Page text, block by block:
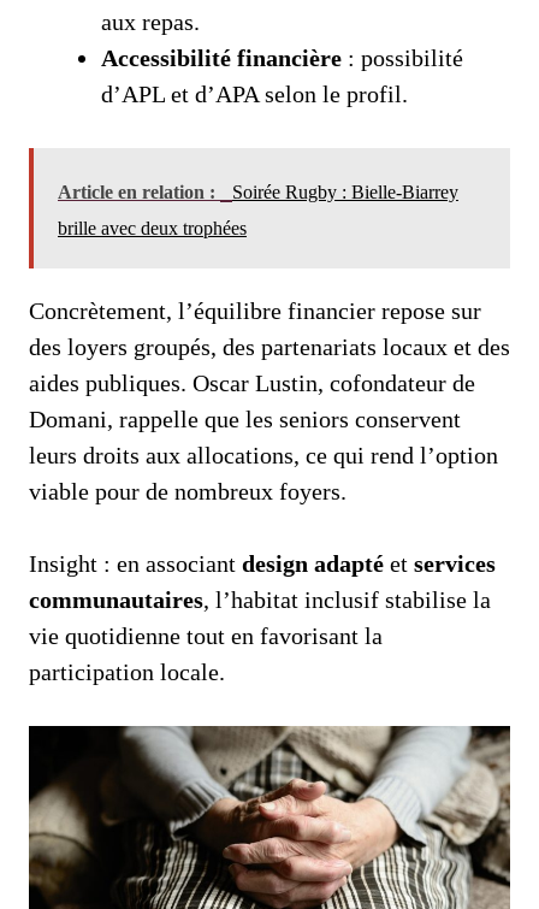
aux repas.
Accessibilité financière : possibilité
d’APL et d’APA selon le profil.
Article en relation :
Soirée Rugby : Bielle-Biarrey
brille avec deux trophées
Concrètement, l’équilibre financier repose sur
des loyers groupés, des partenariats locaux et des
aides publiques. Oscar Lustin, cofondateur de
Domani, rappelle que les seniors conservent
leurs droits aux allocations, ce qui rend l’option
viable pour de nombreux foyers.
Insight : en associant design adapté et services
communautaires, l’habitat inclusif stabilise la
vie quotidienne tout en favorisant la
participation locale.